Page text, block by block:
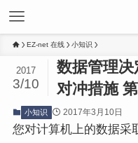
EZ-net 在线 小知识
数据管理
对冲措施
2017
3/10
小知识 2017年3月10日
您对计算机上的数据采